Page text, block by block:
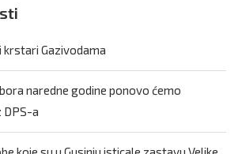
krstari Gazivodama
naredne godine ponovo ćemo
a